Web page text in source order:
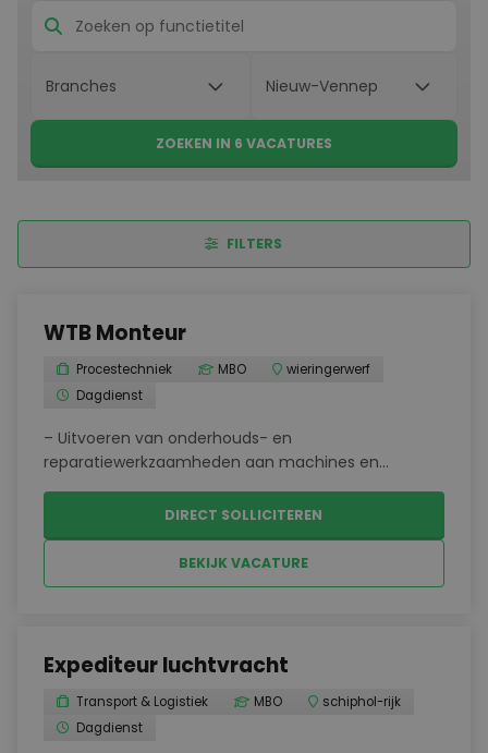
ZOEKEN IN 6 VACATURES
FILTERS
WTB Monteur
Procestechniek MBO
wieringerwerf
Dagdienst
– Uitvoeren van onderhouds- en
reparatiewerkzaamheden aan machines en
installaties – Preventief onderhoud om storingen te
voorkomen – Analyseren en oplossen van
technische storingen – Administreren van de
uitgevoerde werkzaamheden in het geautomat...
DIRECT SOLLICITEREN
BEKIJK VACATURE
Expediteur luchtvracht
Transport & Logistiek MBO
schiphol-rijk
Dagdienst